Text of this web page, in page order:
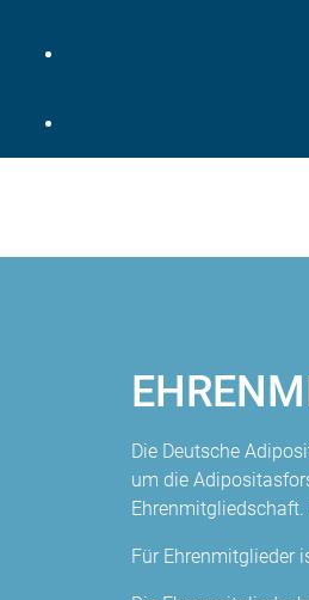
Die Deutsche
um die
Für Ehrenmitglieder